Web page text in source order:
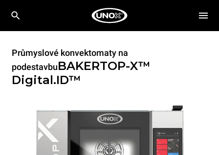
Průmyslové konvektomaty na
podestavbuBAKERTOP-X™
Digital.ID™